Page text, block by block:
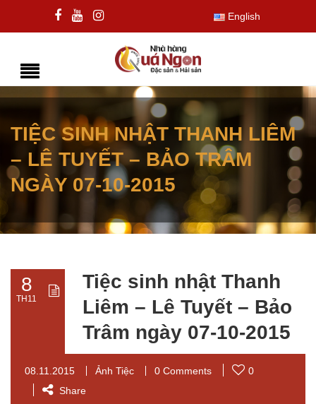
English
TIỆC SINH NHẬT THANH LIÊM
– LÊ TUYẾT – BẢO TRÂM
NGÀY 07-10-2015
8
TH11
Tiệc sinh nhật Thanh
Liêm – Lê Tuyết – Bảo
Trâm ngày 07-10-2015
08.11.2015 Ảnh Tiệc 0 Comments
0
Share